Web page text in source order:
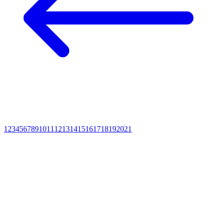
1 234567891011 12131415161718192021